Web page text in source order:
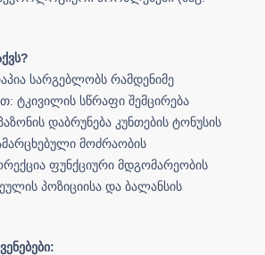
სარგებლობს რამდენიმე
ტკივილის სწრაფი შემცირება
დაბრუნება კუნთების ტონუსის
მოძრაობის
ფუნქციური მდგომარეობის
პოზიციისა და ბალანსის